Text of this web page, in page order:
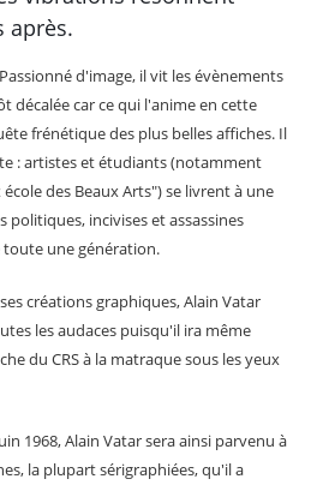
après.
d'image, il vit les évènements
décalée car ce qui l'anime en cette
frénétique des plus belles affiches. Il
: artistes et étudiants (notamment
des Beaux Arts") se livrent à une
incivises et assassines
toute une génération.
créations graphiques, Alain Vatar
les audaces puisqu'il ira même
du CRS à la matraque sous les yeux
1968, Alain Vatar sera ainsi parvenu à
la plupart sérigraphiées, qu'il a